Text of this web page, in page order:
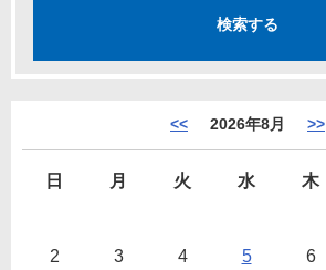
<< 2026年8月 >>
日 月 火 水 木
2 3 4 5 6